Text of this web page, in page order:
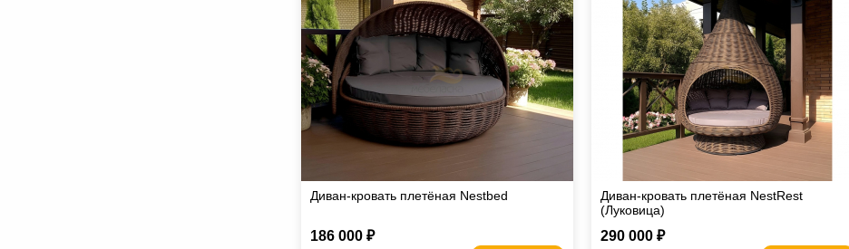
Диван-кровать плетёная Nestbed
186 000 ₽
Диван-кровать плетёная NestRest
(Луковица)
290 000 ₽